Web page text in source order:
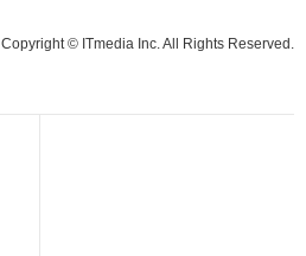
Copyright © ITmedia Inc. All Rights Reserved.